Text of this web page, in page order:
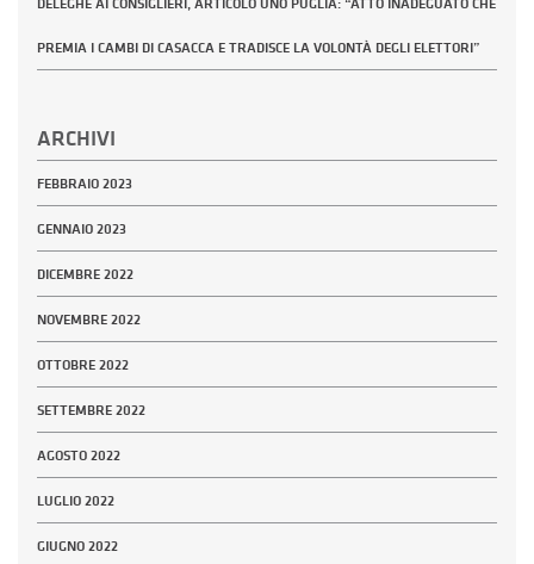
DELEGHE AI CONSIGLIERI, ARTICOLO UNO PUGLIA: “ATTO INADEGUATO CHE
PREMIA I CAMBI DI CASACCA E TRADISCE LA VOLONTÀ DEGLI ELETTORI”
ARCHIVI
FEBBRAIO 2023
GENNAIO 2023
DICEMBRE 2022
NOVEMBRE 2022
OTTOBRE 2022
SETTEMBRE 2022
AGOSTO 2022
LUGLIO 2022
GIUGNO 2022